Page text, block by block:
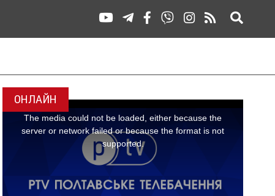
ОНЛАЙН